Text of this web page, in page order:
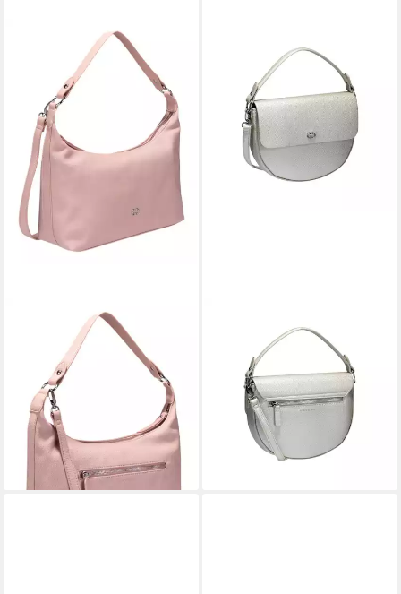
GERRY WEBER
Schultertasche Hobo
ab 53,19 €
69,99 €
lieferbar - in 2-3 Werktagen bei dir
Schultertasche Gerry Weber -
Damen Schultertasche Talk
Different 1.0
53,19 € UVP69,99 €
lieferbar - in 2-3 Werktagen bei dir